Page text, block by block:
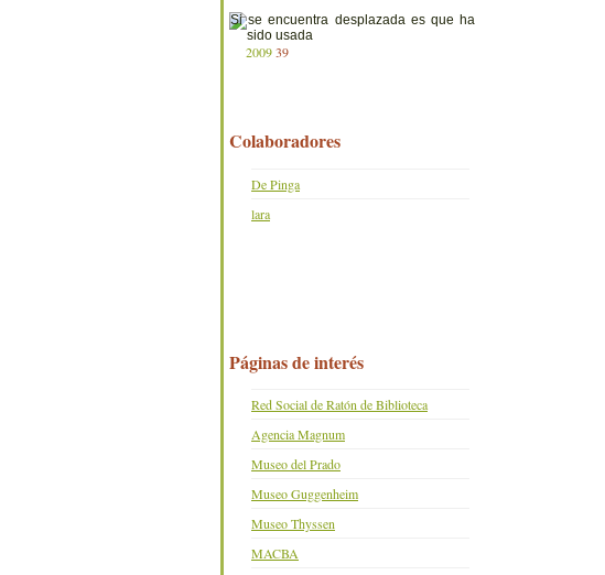
200939
Colaboradores
De Pinga
lara
Páginas de interés
Red Social de Ratón de Biblioteca
Agencia Magnum
Museo del Prado
Museo Guggenheim
Museo Thyssen
MACBA